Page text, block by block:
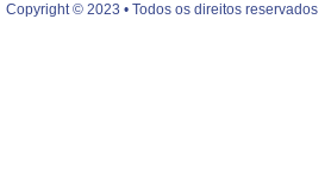
Copyright © 2023 • Todos os direitos reservados